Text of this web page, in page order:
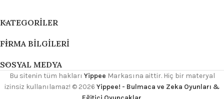
KATEGORILER
FIRMA BILGILERI
SOSYAL MEDYA
Bu sitenin tüm hakları Yippee Markasına aittir. Hiç bir materyal
izinsiz kullanılamaz! © 2026 Yippee! - Bulmaca ve Zeka Oyunları &